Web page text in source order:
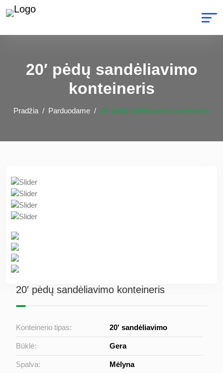
20′ pėdų sandėliavimo
konteineris
Pradžia Parduodame 20′ pėdų sandėliavimo konteineris
20′ pėdų sandėliavimo konteineris
Konteinerio tipas: 20' sandėliavimo
Būklė: Gera
Spalva: Mėlyna